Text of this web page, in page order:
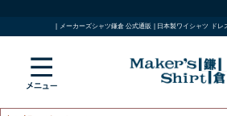
| メーカーズシャツ鎌倉 公式通販 | 日本製ワイシャツ ドレ